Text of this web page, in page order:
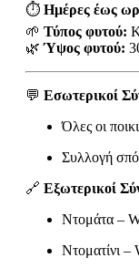
⏱ Ημέρες έως
🌱 Τύπος φυτού:
🌿Ύψος φυτού:
💬 Εσωτερικοί
Όλες οι
Συλλογή
🔗 Εξωτερικοί
Ντομάτα –
Ντοματίνι –